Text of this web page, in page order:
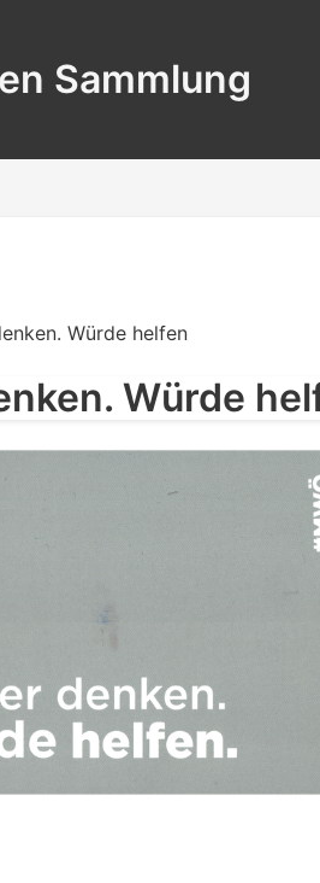
Sammlung
Würde helfen
Würde